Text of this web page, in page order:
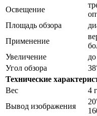
Освещение
Площадь обзора
Применение
Увеличение
Угол обзора
Технические
Вес
4 г
Вывод изображения